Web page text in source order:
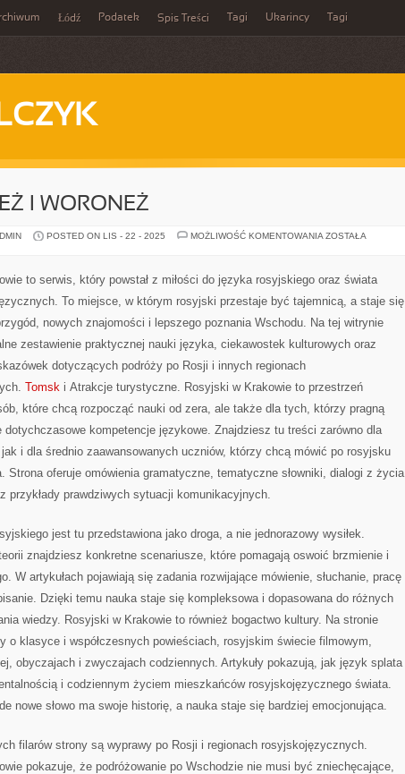
Łódź Podatek Spis Treści Tagi Ukarincy Tagi
I WORONEŻ
POSTED ON LIS - 22 - 2025 MOŻLIWOŚĆ KOMENTOWANIA WORONEŻ
ZOSTAŁA
to serwis, który powstał z miłości do języka rosyjskiego oraz świata
To miejsce, w którym rosyjski przestaje być tajemnicą, a staje się
nowych znajomości i lepszego poznania Wschodu. Na tej witrynie
zestawienie praktycznej nauki języka, ciekawostek kulturowych oraz
dotyczących podróży po Rosji i innych regionach
Tomsk i Atrakcje turystyczne. Rosyjski w Krakowie to przestrzeń
które chcą rozpocząć nauki od zera, ale także dla tych, którzy pragną
dotychczasowe kompetencje językowe. Znajdziesz tu treści zarówno dla
i dla średnio zaawansowanych uczniów, którzy chcą mówić po rosyjsku
Strona oferuje omówienia gramatyczne, tematyczne słowniki, dialogi z życia
przykłady prawdziwych sytuacji komunikacyjnych.
jest tu przedstawiona jako droga, a nie jednorazowy wysiłek.
znajdziesz konkretne scenariusze, które pomagają oswoić brzmienie i
W artykułach pojawiają się zadania rozwijające mówienie, słuchanie, pracę
Dzięki temu nauka staje się kompleksowa i dopasowana do różnych
wiedzy. Rosyjski w Krakowie to również bogactwo kultury. Na stronie
o klasyce i współczesnych powieściach, rosyjskim świecie filmowym,
obyczajach i zwyczajach codziennych. Artykuły pokazują, jak język splata
i codziennym życiem mieszkańców rosyjskojęzycznego świata.
nowe słowo ma swoje historię, a nauka staje się bardziej emocjonująca.
filarów strony są wyprawy po Rosji i regionach rosyjskojęzycznych.
pokazuje, że podróżowanie po Wschodzie nie musi być zniechęcające,